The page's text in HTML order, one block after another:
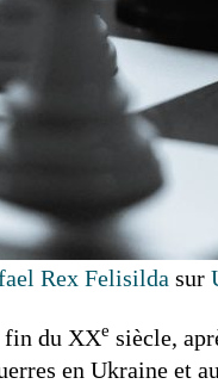
Rex Felisilda sur
fin du XXe siècle,
en Ukraine et